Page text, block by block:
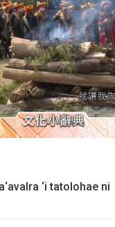
‘i tatolohae